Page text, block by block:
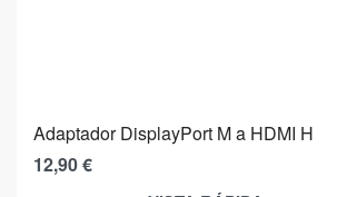
Adaptador DisplayPort M a HDMI H
12,90€